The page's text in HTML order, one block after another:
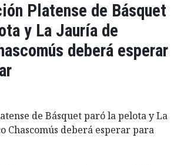
Platense de Básquet
y La Jauría de
deberá esperar
de Básquet paró la pelota y La
Chascomús deberá esperar para